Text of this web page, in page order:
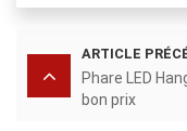
ARTICLE
Phare LED
bon prix